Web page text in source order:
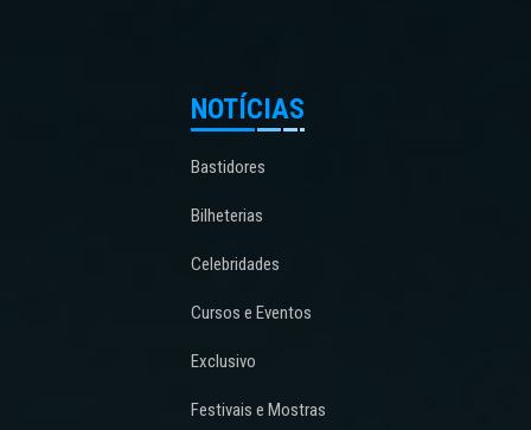
NOTÍCIAS
Bastidores
Bilheterias
Celebridades
Cursos e Eventos
Exclusivo
Festivais e Mostras